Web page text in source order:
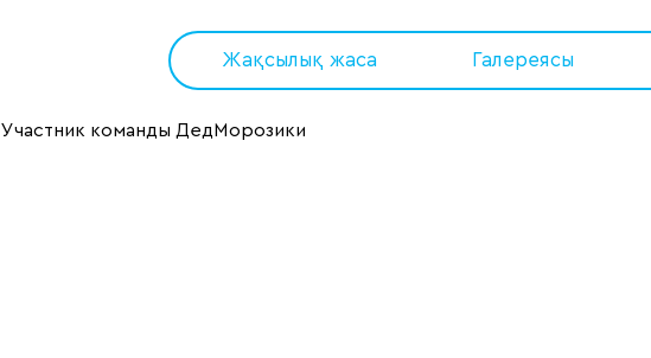
Жақсылық жаса Галереясы
Участник команды ДедМорозики